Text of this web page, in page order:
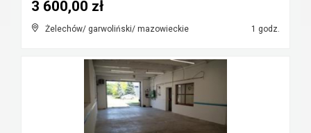
Żelechów/ garwoliński/ mazowieckie 1 godz.
3 600,00 zł